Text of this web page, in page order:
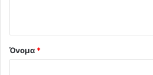
Όνομα *